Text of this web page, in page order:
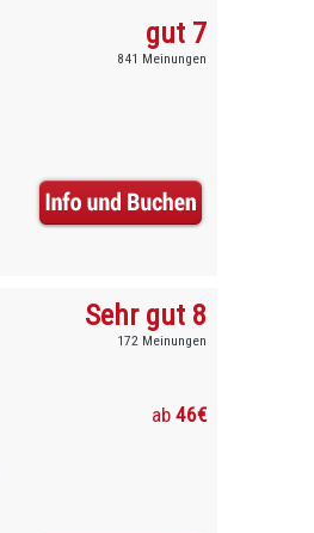
gut 7
841 Meinungen
Sehr gut 8
172 Meinungen
ab46€